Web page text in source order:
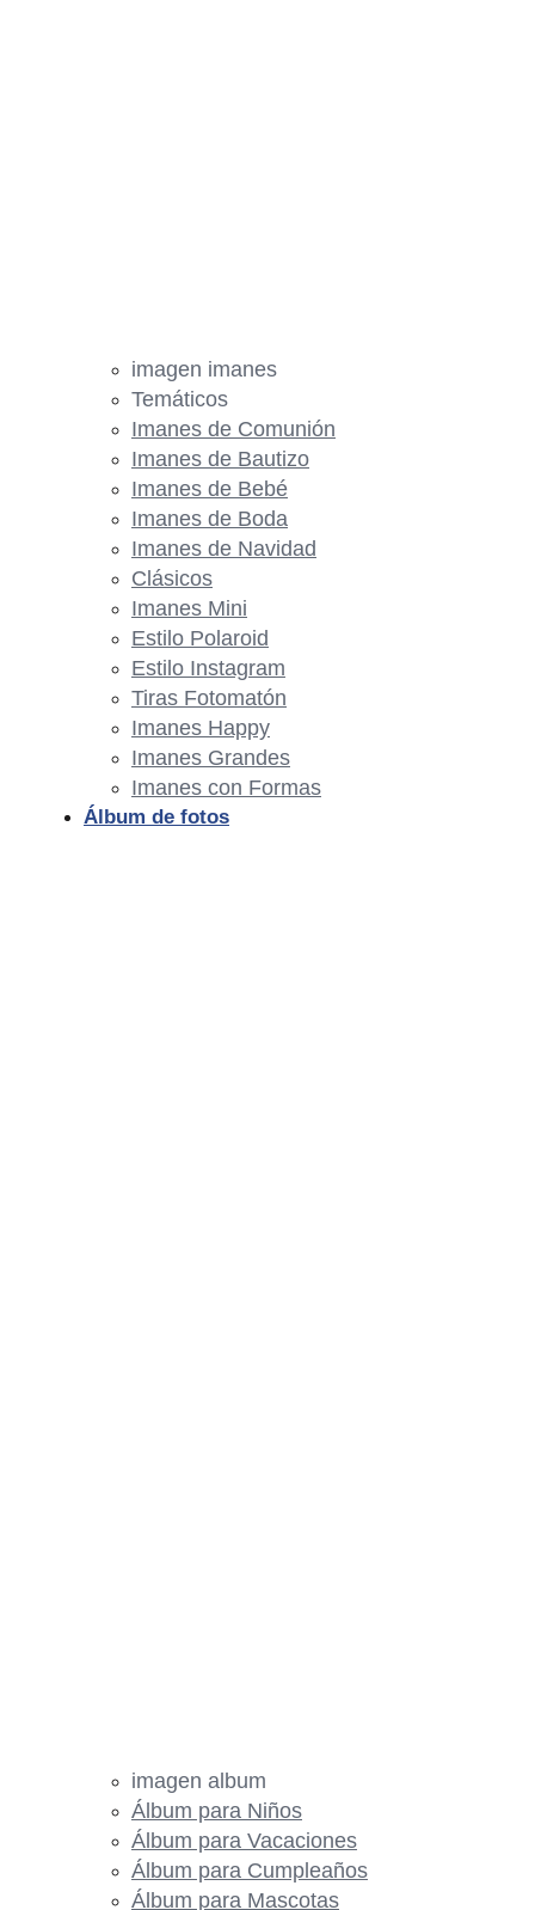
imagen imanes
Temáticos
Imanes de Comunión
Imanes de Bautizo
Imanes de Bebé
Imanes de Boda
Imanes de Navidad
Clásicos
Imanes Mini
Estilo Polaroid
Estilo Instagram
Tiras Fotomatón
Imanes Happy
Imanes Grandes
Imanes con Formas
Álbum de fotos
imagen album
Álbum para Niños
Álbum para Vacaciones
Álbum para Cumpleaños
Álbum para Mascotas